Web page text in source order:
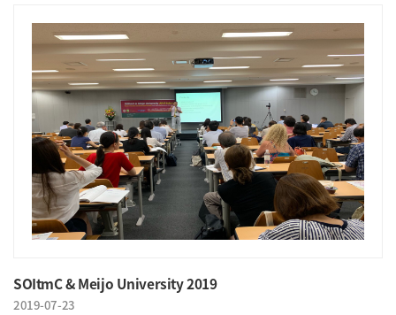
SOItmC & Meijo University 2019
2019-07-23